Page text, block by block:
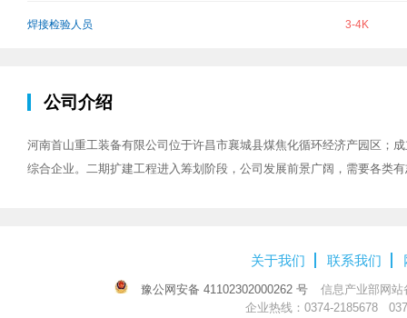
焊接检验人员 3-4K
公司介绍
河南首山重工装备有限公司位于许昌市襄城县煤焦化循环经济产园区；
综合企业。二期扩建工程进入筹划阶段，公司发展前景广阔，需要各类
关于我们 联系我们
豫公网安备 41102302000262 号
信息产业部网
企业热线：0374-2185678